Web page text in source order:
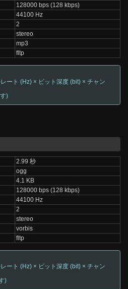
128000 bps (128 kbps)
44100 Hz
2
stereo
mp3
fltp
ート (Hz) × ビット深度 (bit) × チャン
)
2.99 秒
ogg
4.1 KB
128000 bps (128 kbps)
44100 Hz
2
stereo
vorbis
fltp
ート (Hz) × ビット深度 (bit) × チャン
)